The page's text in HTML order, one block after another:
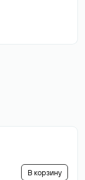
В корзину